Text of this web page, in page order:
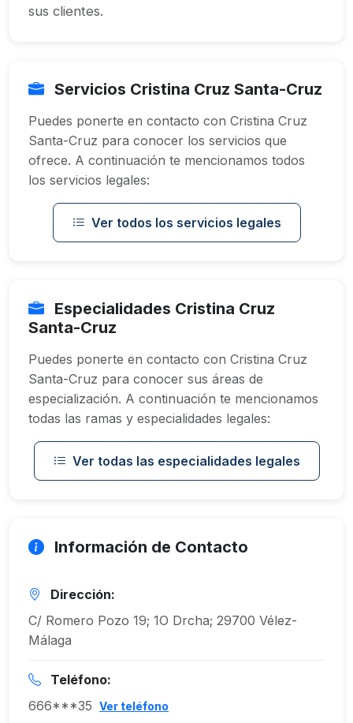
sus clientes.
Servicios Cristina Cruz Santa-Cruz
Puedes ponerte en contacto con Cristina Cruz
Santa-Cruz para conocer los servicios que
ofrece. A continuación te mencionamos todos
los servicios legales:
Ver todos los servicios legales
Especialidades Cristina Cruz
Santa-Cruz
Puedes ponerte en contacto con Cristina Cruz
Santa-Cruz para conocer sus áreas de
especialización. A continuación te mencionamos
todas las ramas y especialidades legales:
Ver todas las especialidades legales
Información de Contacto
Dirección:
C/ Romero Pozo 19; 1O Drcha; 29700 Vélez-
Málaga
Teléfono:
666***35 Ver teléfono